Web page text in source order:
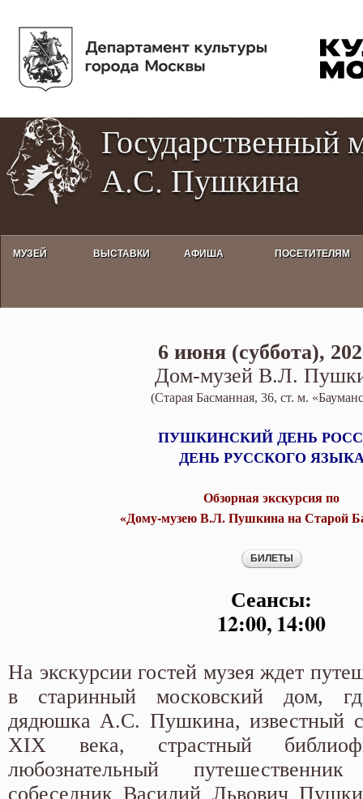
Государственный
А.С. Пушкина
МУЗЕЙ ВЫСТАВКИ АФИША ПОСЕТИТЕЛЯМ
Обзорная экскурсия по
6 июня (суббота),
Дом-музей В.Л.
(Старая Басманная, 36, ст. м.
ПУШКИНСКИЙ ДЕНЬ
ДЕНЬ РУССКОГО
Обзорная экскурсия по
«Дому-музею В.Л. Пушкина на Старой
Сеансы:
12:00, 14:00
На экскурсии гостей музея ждет
в старинный московский дом,
дядюшка А.С. Пушкина, известный
XIX века, страстный
любознательный
собеседник Василий Львович